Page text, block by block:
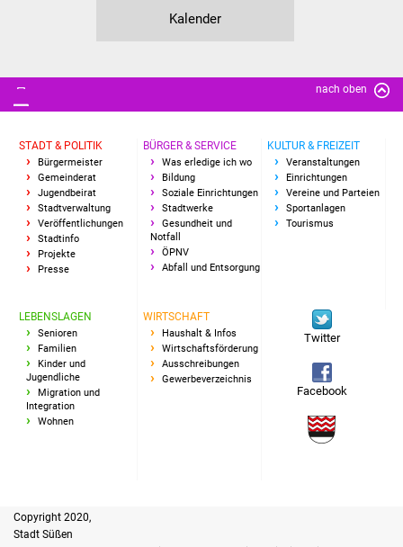
Vereine und Parteien
Selbsteintrag Vereine
Tourismus
Erlebnisregion
Kalender
nach oben
STADT & POLITIK
Bürgermeister
Gemeinderat
Jugendbeirat
Stadtverwaltung
Veröffentlichungen
Stadtinfo
Projekte
Presse
BÜRGER & SERVICE
Was erledige ich wo
Bildung
Soziale Einrichtungen
Stadtwerke
Gesundheit und
Notfall
ÖPNV
Abfall und Entsorgung
KULTUR & FREIZEIT
Veranstaltungen
Einrichtungen
Vereine und Parteien
Sportanlagen
Tourismus
LEBENSLAGEN
Senioren
Familien
Kinder und
Jugendliche
Migration und
Integration
Wohnen
WIRTSCHAFT
Haushalt & Infos
Wirtschaftsförderung
Ausschreibungen
Gewerbeverzeichnis
Twitter
Facebook
Copyright 2020,
Stadt Süßen